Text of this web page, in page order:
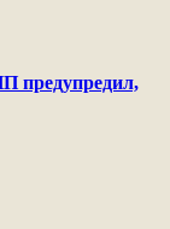
предупредил,